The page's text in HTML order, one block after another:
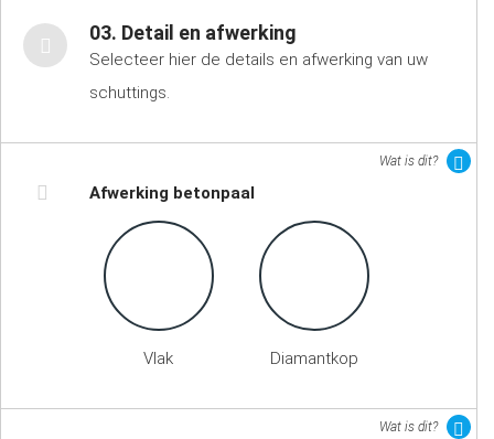
03. Detail en afwerking
Selecteer hier de details en afwerking van uw
schuttings.
Wat is dit?
Afwerking betonpaal
Vlak Diamantkop
Wat is dit?